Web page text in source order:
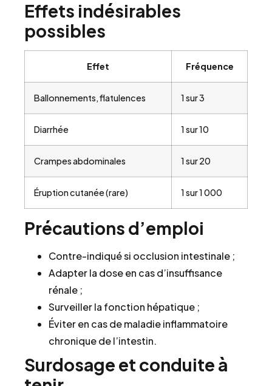
Effets indésirables
possibles
Effet Fréquence
Ballonnements, flatulences 1 sur 3
Diarrhée 1 sur 10
Crampes abdominales 1 sur 20
Éruption cutanée (rare) 1 sur 1 000
Précautions d’emploi
Contre-indiqué si occlusion intestinale ;
Adapter la dose en cas d’insuffisance
rénale ;
Surveiller la fonction hépatique ;
Éviter en cas de maladie inflammatoire
chronique de l’intestin.
Surdosage et conduite à